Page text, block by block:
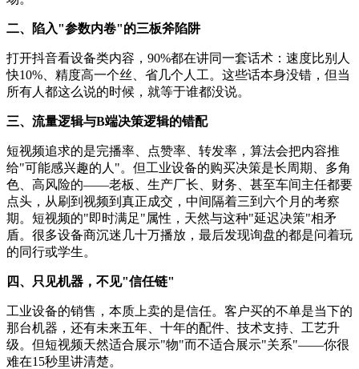
二、陷入"参数内卷"的三板斧陷阱
打开抖音看设备类内容，90%都在讲同一套话术：速度比别人
快10%、精度高一个丝、省几个人工。这些话本身没错，但当
所有人都这么说的时候，就等于谁都没说。
三、流量逻辑与B端决策逻辑的错配
短视频追求的是完播率、点赞率、转发率，算法会把内容推
给"可能感兴趣的人"。但工业设备的购买决策是长周期、多角
色、高风险的——老板、生产厂长、财务、甚至车间主任都要
点头，从刷到视频到真正成交，中间隔着三到六个月的考察
期。短视频的"即时满足"属性，天然与这种"延迟决策"相矛
盾。很多设备商沉迷几十万播放，最后发现询盘的都是问着玩
的同行或学生。
四、只见机器，不见"信任链"
工业设备的销售，本质上卖的是信任。客户买的不单是当下的
那台机器，还有未来五年、十年的配件、技术支持、工艺升
级。但短视频天然适合展示"物"而不适合展示"关系"——你很
难在15秒里讲清楚。